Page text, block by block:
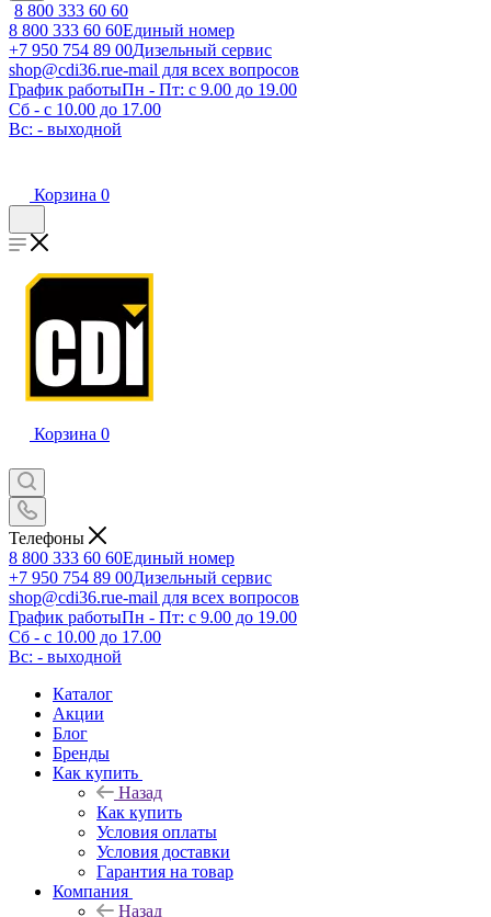
8 800 333 60 60
8 800 333 60 60Единый номер
+7 950 754 89 00Дизельный сервис
shop@cdi36.rue-mail для всех вопросов
График работыПн - Пт: с 9.00 до 19.00
Сб - с 10.00 до 17.00
Вс: - выходной
Корзина 0
Корзина 0
Телефоны
8 800 333 60 60Единый номер
+7 950 754 89 00Дизельный сервис
shop@cdi36.rue-mail для всех вопросов
График работыПн - Пт: с 9.00 до 19.00
Сб - с 10.00 до 17.00
Вс: - выходной
Каталог
Акции
Блог
Бренды
Как купить
Назад
Как купить
Условия оплаты
Условия доставки
Гарантия на товар
Компания
Назад